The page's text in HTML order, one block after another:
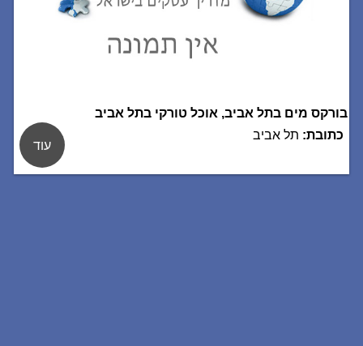
בורקס מים בתל אביב, אוכל טורקי בתל אביב
כתובת: תל אביב
עוד